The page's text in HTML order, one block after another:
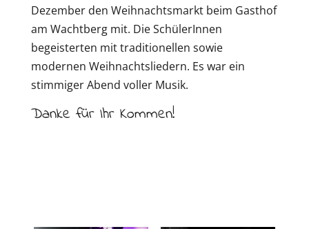
Dezember den Weihnachtsmarkt beim Gasthof
am Wachtberg mit. Die SchülerInnen
begeisterten mit traditionellen sowie
modernen Weihnachtsliedern. Es war ein
stimmiger Abend voller Musik.
Danke für Ihr Kommen!